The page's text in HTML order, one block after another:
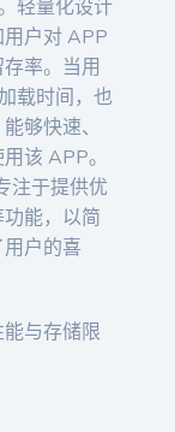
轻量化设计
户对 APP
率。当用
载时间，也
够快速、
该 APP。
注于提供优
能，以简
户的喜
与存储限